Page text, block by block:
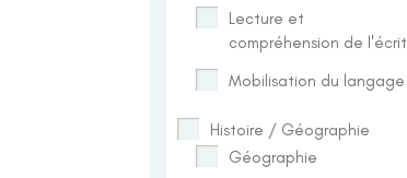
Lecture et
compréhension de l'écrit
Mobilisation du langage
Histoire / Géographie
Géographie